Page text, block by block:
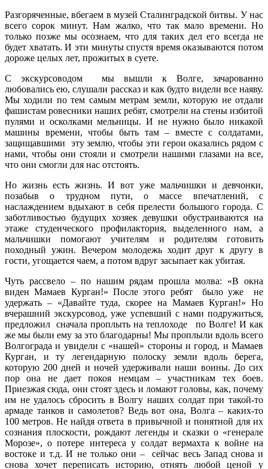
Разгоряченные, вбегаем в музей Сталинградской битвы. У нас
всего сорок минут. Нам жалко, что так мало времени. Но
только позже мы осознаем, что для таких дел его всегда не
будет хватать. И эти минуты спустя время оказываются потом
дороже целых лет, прожитых в суете.
С экскурсоводом мы вышли к Волге, зачарованно
любовались ею, слушали рассказ и как будто видели все наяву.
Мы ходили по тем самым метрам земли, которую не отдали
фашистам ровесники наших ребят, смотрели на стены избитой
пулями и осколками мельницы. И не нужно было никакой
машины времени, чтобы быть там – вместе с солдатами,
защищавшими эту землю, чтобы эти герои оказались рядом с
нами, чтобы они стояли и смотрели нашими глазами на все,
что они смогли для нас отстоять.
Но жизнь есть жизнь. И вот уже мальчишки и девчонки,
позабыв о трудном пути, о массе впечатлений, с
наслаждением вдыхают в себя прелести большого города. С
заботливостью будущих хозяек девушки обустраиваются на
этаже студенческого профилактория, выделенного нам, а
мальчишки помогают учителям и родителям готовить
походный ужин. Вечером молодежь ходит друг к другу в
гости, угощается чаем, а потом вдруг засыпает как убитая.
Чуть рассвело – по нашим рядам прошла молва: «В окна
виден Мамаев Курган!» После этого ребят было уже не
удержать – «Давайте туда, скорее на Мамаев Курган!» Но
вчерашний экскурсовод, уже успевший с нами подружиться,
предложил сначала проплыть на теплоходе по Волге! И как
же мы были ему за это благодарны! Мы проплыли вдоль всего
Волгограда и увидели с «нашей» стороны и город, и Мамаев
Курган, и ту легендарную полоску земли вдоль берега,
которую 200 дней и ночей удерживали наши воины. До сих
пор она не дает покоя немцам – участникам тех боев.
Приезжая сюда, они стоят здесь и ломают головы, как, почему
им не удалось сбросить в Волгу наших солдат при такой-то
армаде танков и самолетов? Ведь вот она, Волга – каких-то
100 метров. Не найдя ответа в привычной и понятной для их
сознания плоскости, рождают легенды и сказки о «генерале
Морозе», о потере интереса у солдат вермахта к войне на
востоке и т.д. И не только они – сейчас весь Запад снова и
снова хочет переписать историю, отнять любой ценой у